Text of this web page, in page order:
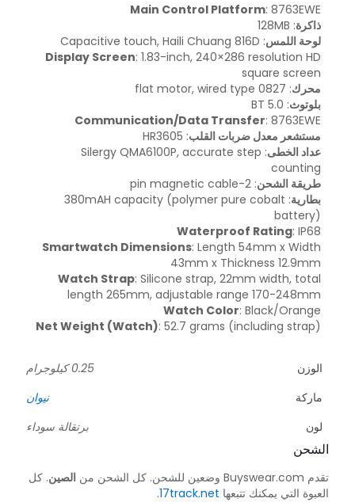
Main Control Platform: 8763EWE
ذاكرة: 128MB
لوحة اللمس: Capacitive touch, Haili Chuang 816D
Display Screen: 1.83-inch, 240×286 resolution HD
square screen
محرك: 0827 flat motor, wired type
بلوتوث: BT 5.0
Communication/Data Transfer: 8763EWE
مستشعر معدل ضربات القلب: HR3605
عداد الخطى : Silergy QMA6100P, accurate step
counting
طريقة الشحن: 2-pin magnetic cable
بطارية : 380mAH capacity (polymer pure cobalt
battery)
Waterproof Rating: IP68
Smartwatch Dimensions: Length 54mm x Width
43mm x Thickness 12.9mm
Watch Strap: Silicone strap, 22mm width, total
length 265mm, adjustable range 170-248mm
Watch Color: Black/Orange
Net Weight (Watch): 52.7 grams (including strap)
الوزن
0.25 كيلوجرام
ماركة
نيوان
لون
برتقالة سوداء
الشحن
تقدم Buyswear.com وضعين للشحن. كل الشحن من الصين. كل
العبوة التي يمكنك تتبعها 17track.net
.